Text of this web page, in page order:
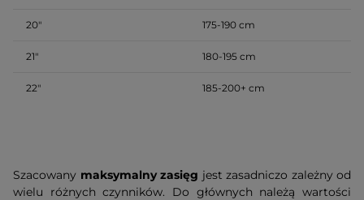
20″ 175-190 cm
21″ 180-195 cm
22″ 185-200+ cm
Szacowany maksymalny zasięg jest zasadniczo zależny od
wielu różnych czynników. Do głównych należą wartości